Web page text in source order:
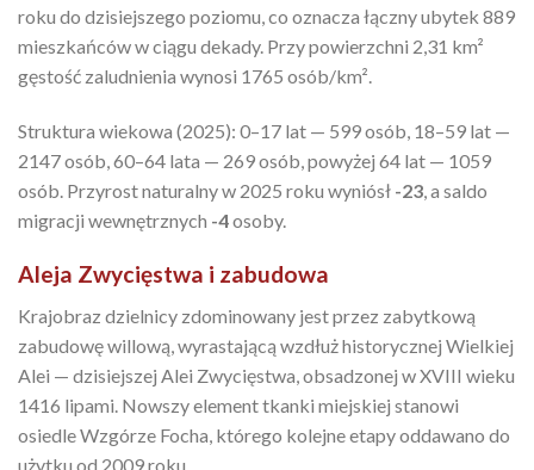
roku do dzisiejszego poziomu, co oznacza łączny ubytek 889
mieszkańców w ciągu dekady. Przy powierzchni 2,31 km²
gęstość zaludnienia wynosi 1765 osób/km².
Struktura wiekowa (2025): 0–17 lat — 599 osób, 18–59 lat —
2147 osób, 60–64 lata — 269 osób, powyżej 64 lat — 1059
osób. Przyrost naturalny w 2025 roku wyniósł -23, a saldo
migracji wewnętrznych -4osoby.
Aleja Zwycięstwa i zabudowa
Krajobraz dzielnicy zdominowany jest przez zabytkową
zabudowę willową, wyrastającą wzdłuż historycznej Wielkiej
Alei — dzisiejszej Alei Zwycięstwa, obsadzonej w XVIII wieku
1416 lipami. Nowszy element tkanki miejskiej stanowi
osiedle Wzgórze Focha, którego kolejne etapy oddawano do
użytku od 2009 roku.